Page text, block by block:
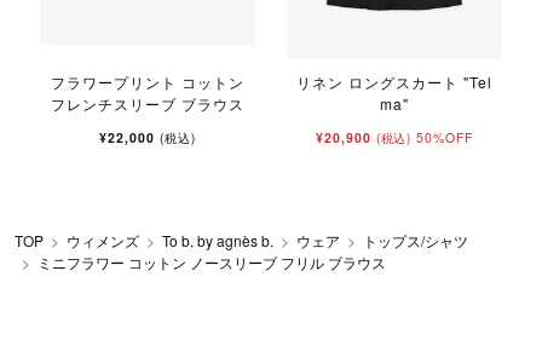
フラワープリント コットン
フレンチスリーブ ブラウス
¥22,000 (税込)
リネン ロングスカート "Tel
ma"
¥20,900 (税込) 50%OFF
TOP ウィメンズ To b. by agnès b. ウェア
トップス/シャツ
ミニフラワー コットン ノースリーブ フリル ブラウス